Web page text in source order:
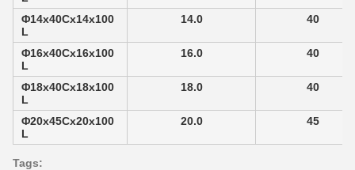
Φ14x40Cx14x100
L
14.0 40
Φ16x40Cx16x100
L
16.0 40
Φ18x40Cx18x100
L
18.0 40
Φ20x45Cx20x100
L
20.0 45
Tags: